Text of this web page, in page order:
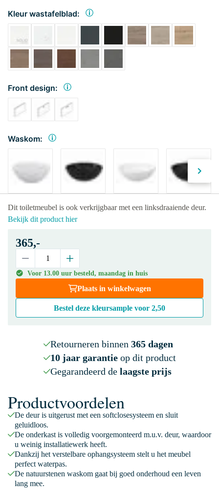
Kleur wastafelblad:
Front design:
Waskom:
Dit toiletmeubel is ook verkrijgbaar met een linksdraaiende deur.
Bekijk dit product hier
365,-
Voor 13.00 uur besteld, maandag in huis
Plaats in winkelwagen
Bestel deze kleursample voor 2,50
Retourneren binnen 365 dagen
10 jaar garantieop dit product
Gegarandeerd de laagste prijs
Productvoordelen
De deur is uitgerust met een softclosesysteem en sluit
geluidloos.
De onderkast is volledig voorgemonteerd m.u.v. deur, waardoor
u weinig installatiewerk heeft.
Dankzij het verstelbare ophangsysteem stelt u het meubel
perfect waterpas.
De natuurstenen waskom gaat bij goed onderhoud een leven
lang mee.